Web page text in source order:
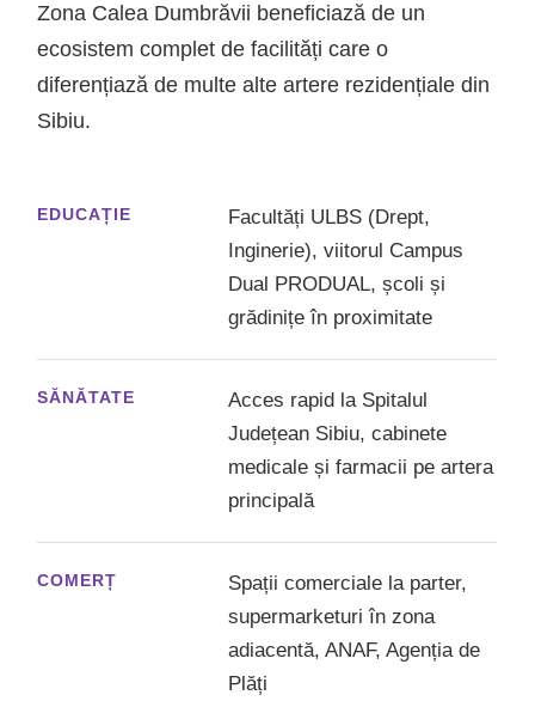
Zona Calea Dumbrăvii beneficiază de un
ecosistem complet de facilități care o
diferențiază de multe alte artere rezidențiale din
Sibiu.
EDUCAȚIE
Facultăți ULBS (Drept,
Inginerie), viitorul Campus
Dual PRODUAL, școli și
grădinițe în proximitate
SĂNĂTATE
Acces rapid la Spitalul
Județean Sibiu, cabinete
medicale și farmacii pe artera
principală
COMERȚ
Spații comerciale la parter,
supermarketuri în zona
adiacentă, ANAF, Agenția de
Plăți